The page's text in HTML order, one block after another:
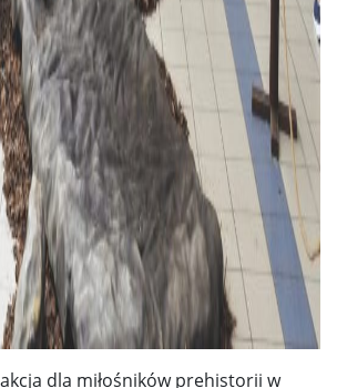
dla miłośników prehistorii w